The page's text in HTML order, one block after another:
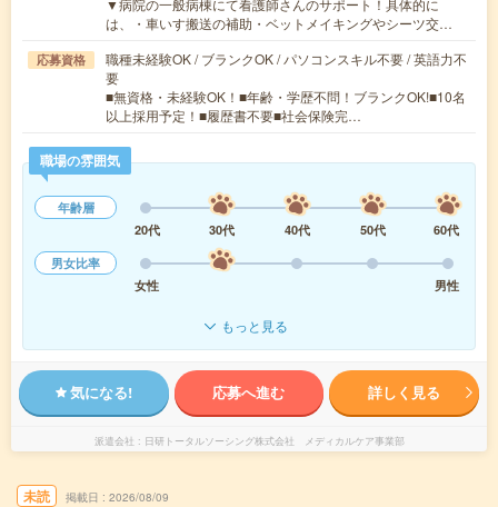
▼病院の一般病棟にて看護師さんのサポート！具体的に
は、・車いす搬送の補助・ベットメイキングやシーツ交…
応募資格
職種未経験OK / ブランクOK / パソコンスキル不要 / 英語力不
要
■無資格・未経験OK！■年齢・学歴不問！ブランクOK!■10名
以上採用予定！■履歴書不要■社会保険完…
職場の雰囲気
年齢層
20代
30代 40代 50代
60代
男女比率
女性
男性
もっと見る
気になる! 応募へ進む 詳しく見る
派遣会社 日研トータルソーシング株式会社 メディカルケア事業部
未読 掲載日 2026/08/09